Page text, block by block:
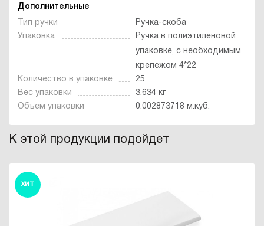
Дополнительные
Тип ручки
Ручка-скоба
Упаковка
Ручка в полиэтиленовой
упаковке, с необходимым
крепежом 4*22
Количество в упаковке
25
Вес упаковки
3.634 кг
Объем упаковки
0.002873718 м.куб.
К этой продукции подойдет
ХИТ